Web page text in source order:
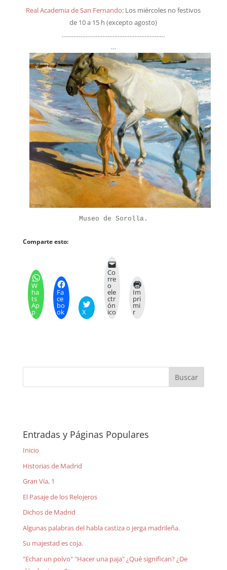
Real Academia de San Fernando: Los miércoles no festivos
de 10 a 15 h (excepto agosto)
…………………………………………………….
…
Museo de Sorolla.
Comparte esto:
W
ha
ts
Ap
p
Fa
ce
bo
ok X
Co
rre
o
ele
ctr
ón
ico
Im
pri
mi
r
Entradas y Páginas Populares
Inicio
Historias de Madrid
Gran Vía, 1
El Pasaje de los Relojeros
Dichos de Madrid
Algunas palabras del habla castiza o jerga madrileña.
Su majestad es coja.
"Echar un polvo" "Hacer una paja" ¿Qué significan? ¿De